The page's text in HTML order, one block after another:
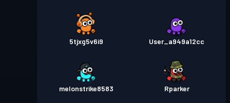
5tjxg5v6i9 User_a949a12cc
melonstrike8583 Rparker